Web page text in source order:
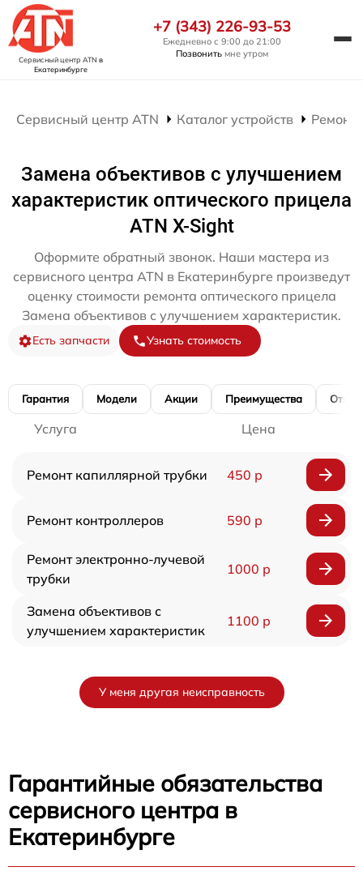
Сервисный центр ATN в
Екатеринбурге
+7 (343) 226-93-53
Ежедневно с 9:00 до 21:00
Позвонить мне утром
Сервисный центр ATN Каталог устройств Ремонт
Замена объективов с улучшением
характеристик оптического прицела
ATN X-Sight
Оформите обратный звонок. Наши мастера из
сервисного центра ATN в Екатеринбурге произведут
оценку стоимости ремонта оптического прицела
Замена объективов с улучшением характеристик.
Есть запчасти Узнать стоимость
Гарантия Модели Акции Преимущества
Услуга Цена
Ремонт капиллярной трубки 450 р
Ремонт контроллеров 590 р
Ремонт электронно-лучевой
трубки
1000 р
Замена объективов с
улучшением характеристик
1100 р
У меня другая неисправность
Гарантийные обязательства
сервисного центра в
Екатеринбурге